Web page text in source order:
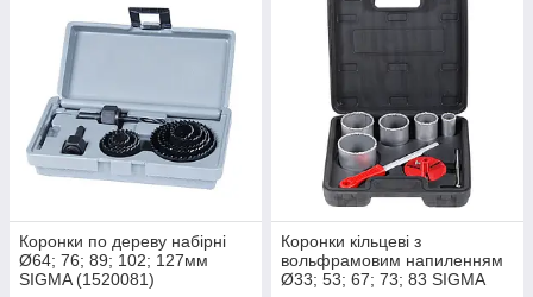
Коронки по дереву набірні
Ø64; 76; 89; 102; 127мм
SIGMA (1520081)
Коронки кільцеві з
вольфрамовим напиленням
Ø33; 53; 67; 73; 83 SIGMA